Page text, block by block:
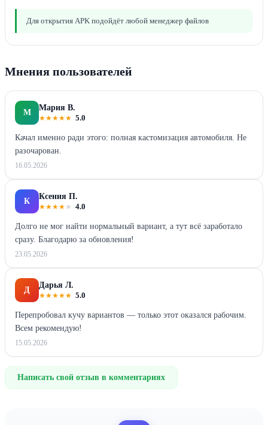
Для открытия APK подойдёт любой менеджер файлов
Мнения пользователей
М
Мария В.
★★★★★ 5.0
Качал именно ради этого: полная кастомизация автомобиля. Не
разочарован.
16.05.2026
К
Ксения П.
★★★★ ★ 4.0
Долго не мог найти нормальный вариант, а тут всё заработало
сразу. Благодарю за обновления!
23.05.2026
Д
Дарья Л.
★★★★★ 5.0
Перепробовал кучу вариантов — только этот оказался рабочим.
Всем рекомендую!
15.05.2026
Написать свой отзыв в комментариях